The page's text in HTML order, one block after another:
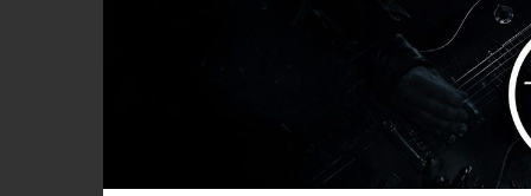
Das Musikmagazin, das Wellen schlägt. Konzerte,